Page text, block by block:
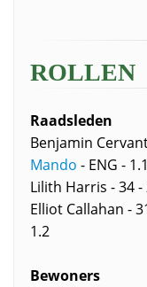
ROLLEN
Raadsleden
Benjamin
Mando - ENG - 1.1
Lilith Harris - 34
Elliot Callahan -
1.2
Bewoners